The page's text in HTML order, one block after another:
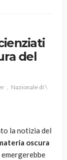
del
Nazionale di \
la notizia del
oscura
emergerebbe